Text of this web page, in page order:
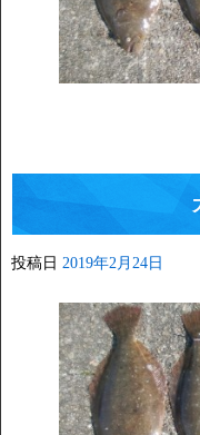
投稿日 2019年2月24日